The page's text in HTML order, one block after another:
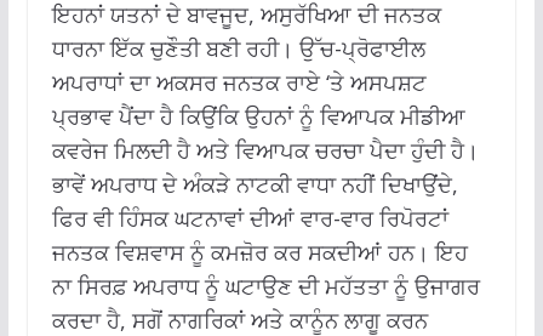
ਇਹਨਾਂ ਯਤਨਾਂ ਦੇ ਬਾਵਜੂਦ, ਅਸੁਰੱਖਿਆ ਦੀ ਜਨਤਕ
ਧਾਰਨਾ ਇੱਕ ਚੁਣੌਤੀ ਬਣੀ ਰਹੀ। ਉੱਚ-ਪ੍ਰੋਫਾਈਲ
ਅਪਰਾਧਾਂ ਦਾ ਅਕਸਰ ਜਨਤਕ ਰਾਏ ‘ਤੇ ਅਸਪਸ਼ਟ
ਪ੍ਰਭਾਵ ਪੈਂਦਾ ਹੈ ਕਿਉਂਕਿ ਉਹਨਾਂ ਨੂੰ ਵਿਆਪਕ ਮੀਡੀਆ
ਕਵਰੇਜ ਮਿਲਦੀ ਹੈ ਅਤੇ ਵਿਆਪਕ ਚਰਚਾ ਪੈਦਾ ਹੁੰਦੀ ਹੈ।
ਭਾਵੇਂ ਅਪਰਾਧ ਦੇ ਅੰਕੜੇ ਨਾਟਕੀ ਵਾਧਾ ਨਹੀਂ ਦਿਖਾਉਂਦੇ,
ਫਿਰ ਵੀ ਹਿੰਸਕ ਘਟਨਾਵਾਂ ਦੀਆਂ ਵਾਰ-ਵਾਰ ਰਿਪੋਰਟਾਂ
ਜਨਤਕ ਵਿਸ਼ਵਾਸ ਨੂੰ ਕਮਜ਼ੋਰ ਕਰ ਸਕਦੀਆਂ ਹਨ। ਇਹ
ਨਾ ਸਿਰਫ਼ ਅਪਰਾਧ ਨੂੰ ਘਟਾਉਣ ਦੀ ਮਹੱਤਤਾ ਨੂੰ ਉਜਾਗਰ
ਕਰਦਾ ਹੈ, ਸਗੋਂ ਨਾਗਰਿਕਾਂ ਅਤੇ ਕਾਨੂੰਨ ਲਾਗੂ ਕਰਨ